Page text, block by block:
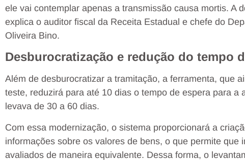
ele vai contemplar apenas a transmissão causa mortis. A
explica o auditor fiscal da Receita Estadual e chefe do
Oliveira Bino.
Desburocratização e redução do tempo
Além de desburocratizar a tramitação, a ferramenta, que
teste, reduzirá para até 10 dias o tempo de espera para a
levava de 30 a 60 dias.
Com essa modernização, o sistema proporcionará a
informações sobre os valores de bens, o que permite que
avaliados de maneira equivalente. Dessa forma, o